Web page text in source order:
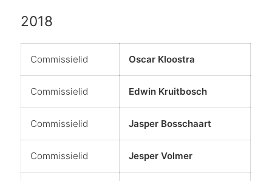
2018
Commissielid Oscar Kloostra
Commissielid Edwin Kruitbosch
Commissielid Jasper Bosschaart
Commissielid Jesper Volmer